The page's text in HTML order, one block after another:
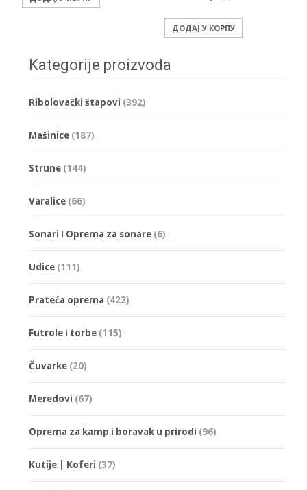
ДОДАЈ У КОРПУ
Kategorije proizvoda
Ribolovački štapovi (392)
Mašinice (187)
Strune (144)
Varalice (66)
Sonari I Oprema za sonare (6)
Udice (111)
Prateća oprema (422)
Futrole i torbe (115)
Čuvarke (20)
Meredovi (67)
Oprema za kamp i boravak u prirodi (96)
Kutije | Koferi (37)